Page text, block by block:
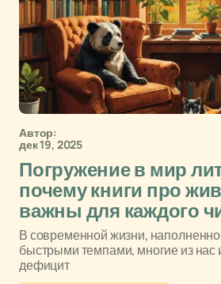
Автор:
дек 19, 2025
Погружение в мир
почему книги про
важны для каждого
В современной жизни,
быстрыми темпами, многие из
дефицит